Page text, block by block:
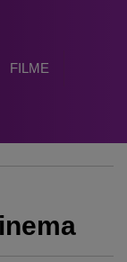
FILME